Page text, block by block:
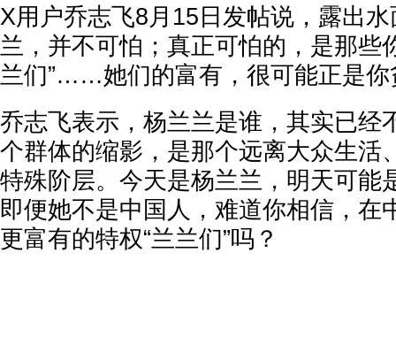
X用户乔志飞8月15日发帖说，露出
兰，并不可怕；真正可怕的，是那些
兰们”……她们的富有，很可能正是你
乔志飞表示，杨兰兰是谁，其实已
个群体的缩影，是那个远离大众生活
特殊阶层。今天是杨兰兰，明天可能
即便她不是中国人，难道你相信，在
更富有的特权“兰兰们”吗？